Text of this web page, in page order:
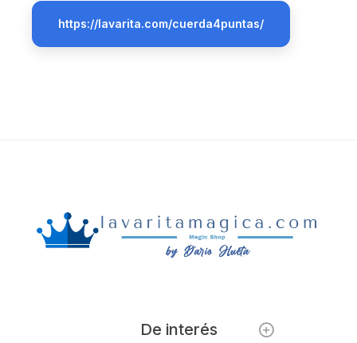
https://lavarita.com/cuerda4puntas/
De interés